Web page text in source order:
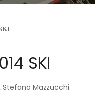
SKI
Stefano Mazzucchi